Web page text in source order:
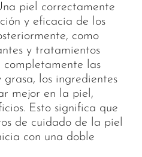
piel correctamente
y eficacia de los
como
y tratamientos
completamente las
los ingredientes
mejor en la piel,
Esto significa que
de cuidado de la piel
con una doble